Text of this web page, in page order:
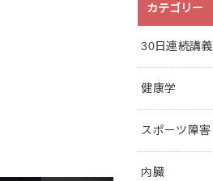
カテゴリー
30日連続講義
健康学
スポーツ障害
内臓